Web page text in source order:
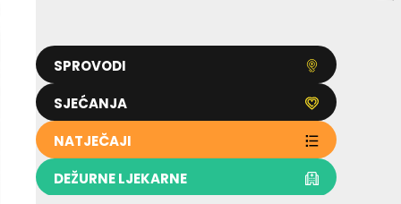
SPROVODI
SJEĆANJA
NATJEČAJI
DEŽURNE LJEKARNE